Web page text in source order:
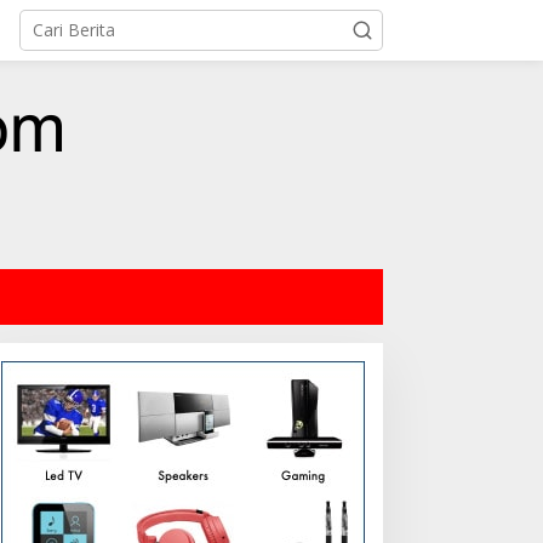
Hartono:
Harus Melek
demi Mengawal
Depan Bangsa
POS PINTU DESA (PPD):
Mengunci Kesejahteraan di
Desa: Sinergi Dapur Gizi,
Koperasi, dan Logistik